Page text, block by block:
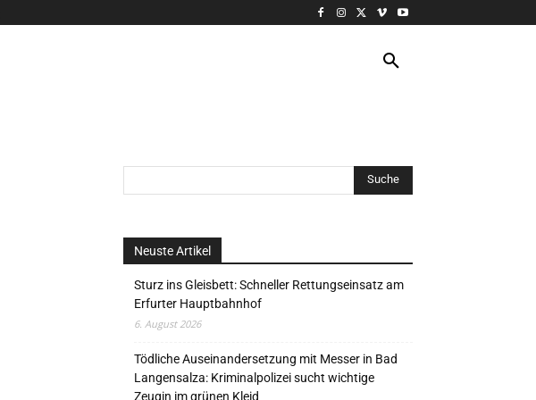
Neuste Artikel
Sturz ins Gleisbett: Schneller Rettungseinsatz am
Erfurter Hauptbahnhof
6. August 2026
Tödliche Auseinandersetzung mit Messer in Bad
Langensalza: Kriminalpolizei sucht wichtige
Zeugin im grünen Kleid